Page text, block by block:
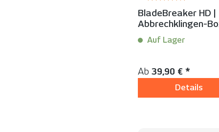
BladeBreaker HD |
Abbrechklingen-
Auf Lager
Regulärer Preis:
Ab 39,90 € *
Details